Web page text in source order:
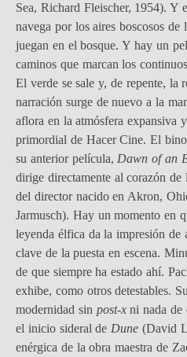
Sea, Richard Fleischer, 1954). Y
navega por los aires boscosos
juegan en el bosque. Y hay un
caminos que marcan los
El verde se sale y, de repente, la
narración surge de nuevo a la
aflora en la atmósfera expansiva y
primordial de Hacer Cine. El
su anterior película, Dawn of an
dirige directamente al corazón de
del director nacido en Akron,
Jarmusch). Hay un momento en
leyenda élfica da la impresión de
clave de la puesta en escena.
de que siempre ha estado ahí.
exhibe, como otros detestables.
modernidad sin post-xni nada de
el inicio sideral de Dune (David
enérgica de la obra maestra de